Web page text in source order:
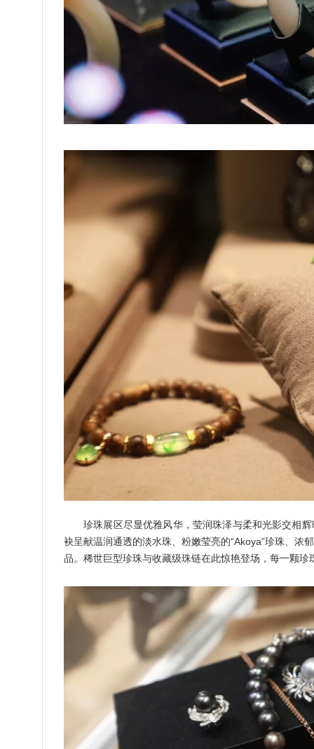
珍珠展区尽显优雅风华，莹润珠泽与柔和光影交相
袂呈献温润通透的淡水珠、粉嫩莹亮的“Akoya”珍珠、
品。稀世巨型珍珠与收藏级珠链在此惊艳登场，每一颗